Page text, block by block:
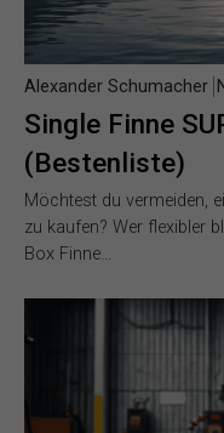
Single Finne
(Bestenliste)
Alexander Schumacher
Möchtest du vermeiden,
zu kaufen? Wer flexibler
Box Finne…